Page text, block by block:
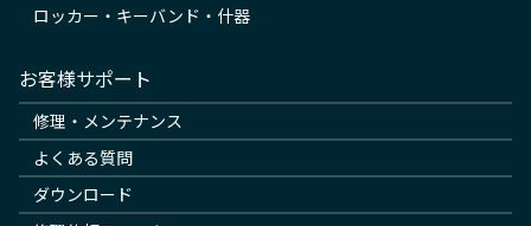
ロッカー・キーバンド・什器
お客様サポート
修理・メンテナンス
よくある質問
ダウンロード